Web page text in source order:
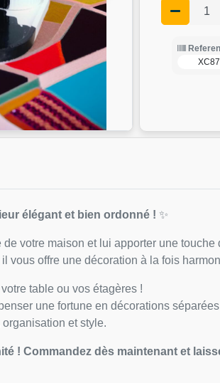
élégant et bien ordonné ! ✨
votre maison et lui apporter une
vous offre une décoration à la fois
table ou vos étagères !
une fortune en décorations
et style.
! Commandez dès maintenant et